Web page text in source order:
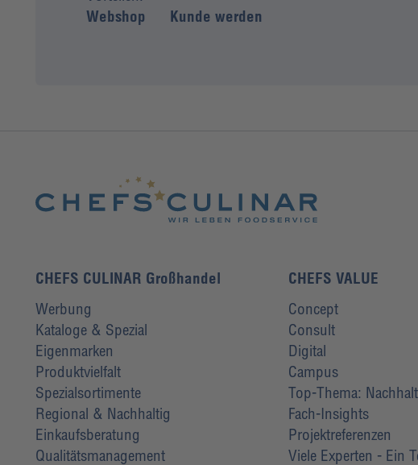
Webshop
Kunde werden
CHEFS CULINAR Großhandel
Werbung
Kataloge & Spezial
Eigenmarken
Produktvielfalt
Spezialsortimente
Regional & Nachhaltig
Einkaufsberatung
Qualitätsmanagement
CHEFS VALUE
Concept
Consult
Digital
Campus
Top-Thema:
Fach-Insights
Projektreferenzen
Viele Experten - Ein